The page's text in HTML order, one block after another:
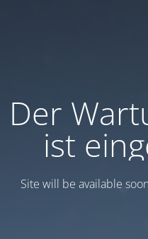
Der
ist
Site will be available